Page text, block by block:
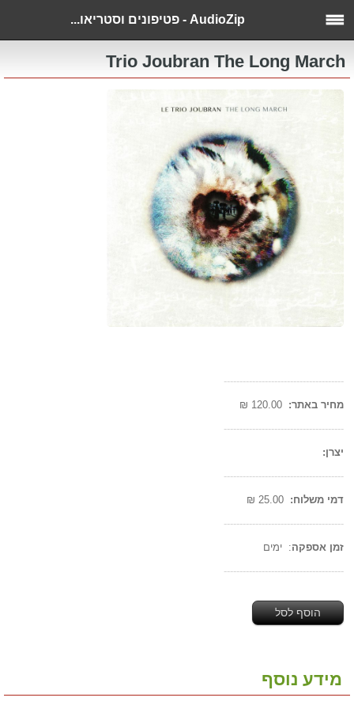
AudioZip - פטיפונים וסטריאו...
--------------------------------------
מחיר באתר:
--------------------------------------
יצרן:
--------------------------------------
דמי משלוח:
--------------------------------------
זמן אספקה: ימים
--------------------------------------
הוסף לסל
מידע נוסף